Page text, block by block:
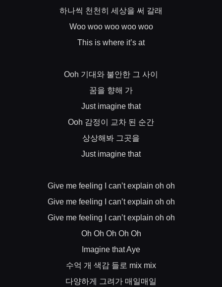
하나씩 천천히 세상을 써 갈래
Woo woo woo woo woo
This is where it’s at
Ooh 기대와 불안한 그 사이
꿈을 향해 가
Just imagine that
Ooh 감정이 교차 된 순간
상상해봐 그곳을
Just imagine that
Give me feeling I can’t explain oh oh
Give me feeling I can’t explain oh oh
Give me feeling I can’t explain oh oh
Oh Oh Oh Oh Oh
Imagine that Aye
수억 개 색감 들로 mix mix
다양하게 그려가 매일매일